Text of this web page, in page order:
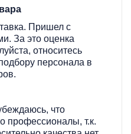
Пришел с
За это оценка
относитесь
персонала в
что
профессионалы, т.к.